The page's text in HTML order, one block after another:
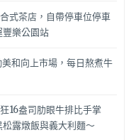
式茶店，自帶停車位停車
豐樂公園站
和向上市場，每日熬煮牛
16盎司肋眼牛排比手掌
露燉飯與義大利麵～